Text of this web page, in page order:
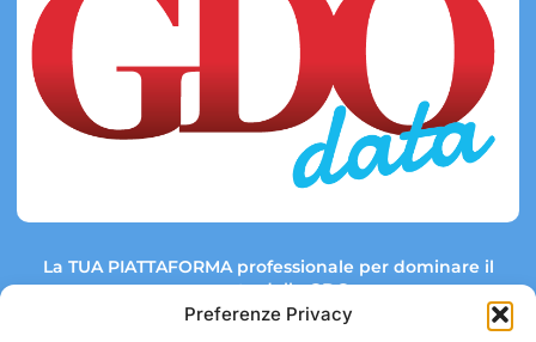
Preferenze Privacy
La TUA PIATTAFORMA professionale per dominare il
mercato della GDO.